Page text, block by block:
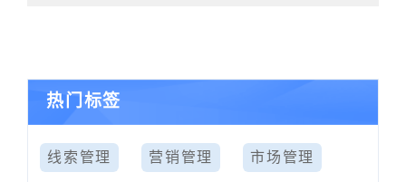
热门标签
线索管理 营销管理 市场管理